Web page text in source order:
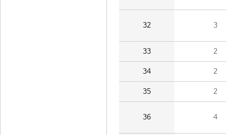
32 3
33 2
34 2
35 2
36 4